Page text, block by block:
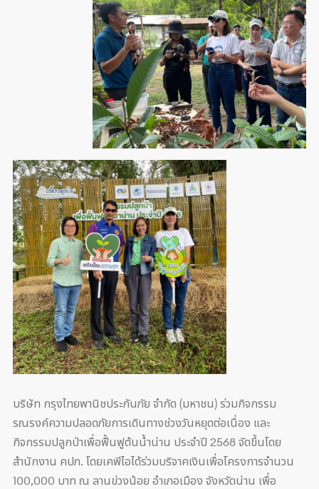
บริษัท กรุงไทยพานิชประกันภัย จำกัด (มหาชน) ร่วมกิจกรรม
รณรงค์ความปลอดภัยการเดินทางช่วงวันหยุดต่อเนื่อง และ
กิจกรรมปลูกป่าเพื่อฟื้นฟูต้นน้ำน่าน ประจำปี 2568 จัดขึ้นโดย
สำนักงาน คปภ. โดยเคพีไอได้ร่วมบริจาคเงินเพื่อโครงการจำนวน
100,000 บาท ณ ลานข่วงน้อย อำเภอเมือง จังหวัดน่าน เพื่อ